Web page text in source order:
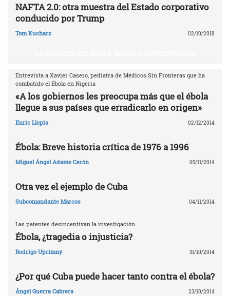
NAFTA 2.0: otra muestra del Estado corporativo
conducido por Trump
Tom Kucharz 02/10/2018
Entrevista a Xavier Casero, pediatra de Médicos Sin Fronteras que ha
combatido el Ébola en Nigeria
«A los gobiernos les preocupa más que el ébola
llegue a sus países que erradicarlo en origen»
Enric Llopis 02/12/2014
Ébola: Breve historia crítica de 1976 a 1996
Miguel Ángel Adame Cerón 05/11/2014
Otra vez el ejemplo de Cuba
Subcomandante Marcos 04/11/2014
Las patentes desincentivan la investigación
Ébola, ¿tragedia o injusticia?
Rodrigo Uprimny 31/10/2014
¿Por qué Cuba puede hacer tanto contra el ébola?
Ángel Guerra Cabrera 23/10/2014